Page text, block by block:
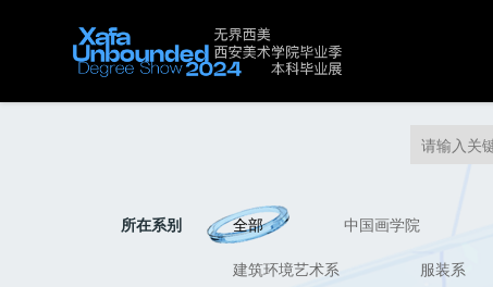
所在系别 全部 中国画学院
建筑环境艺术系 服装系